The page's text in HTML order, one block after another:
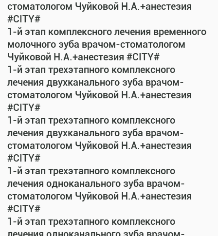
стоматологом Чуйковой Н.А.+анестезия
#CITY#
1-й этап комплексного лечения временного
молочного зуба врачом-стоматологом
Чуйковой Н.А.+анестезия #CITY#
1-й этап трехэтапного комплексного
лечения двухканального зуба врачом-
стоматологом Чуйковой Н.А.+анестезия
#CITY#
1-й этап трехэтапного комплексного
лечения двухканального зуба врачом-
стоматологом Чуйковой Н.А.+анестезия
#CITY#
1-й этап трехэтапного комплексного
лечения одноканального зуба врачом-
стоматологом Чуйковой Н.А.+анестезия
#CITY#
1-й этап трехэтапного комплексного